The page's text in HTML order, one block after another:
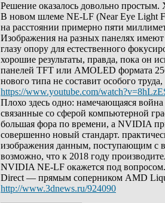
Решение оказалось довольно простым.
В новом шлеме NE-LF (Near Eye Light
на расстоянии примерно пяти
Изображения на разных панелях имеют
глазу опору для естественного
хорошие результаты, правда, пока он
панелей TFT или AMOLED формата
нового типа не составит особого
https://www.youtube.com/
Плохо здесь одно: намечающаяся
связанные со сферой компьютерной
большая фора по времени, а NVIDIA
совершенно новый стандарт.
изображения данным, поступающим с
возможно, что к 2018 году
NVIDIA NE-LF окажется под
Direct — прямым соперником AMD
http://www.3dnews.ru/924090